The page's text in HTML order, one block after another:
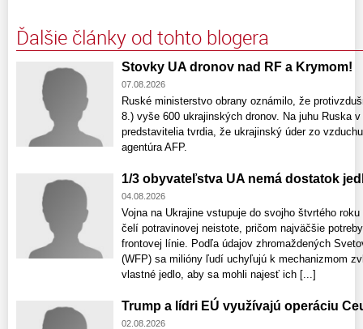
Ďalšie články od tohto blogera
Stovky UA dronov nad RF a Krymom!
07.08.2026
Ruské ministerstvo obrany oznámilo, že
8.) vyše 600 ukrajinských dronov. Na juhu Ruska
predstavitelia tvrdia, že ukrajinský úder zo
agentúra AFP.
1/3 obyvateľstva UA nemá dostatok
04.08.2026
Vojna na Ukrajine vstupuje do svojho štvrtého
čelí potravinovej neistote, pričom najväčšie
frontovej línie. Podľa údajov zhromaždených
(WFP) sa milióny ľudí uchyľujú k mechanizmom
vlastné jedlo, aby sa mohli najesť ich [...]
Trump a lídri EÚ využívajú operáciu
02.08.2026